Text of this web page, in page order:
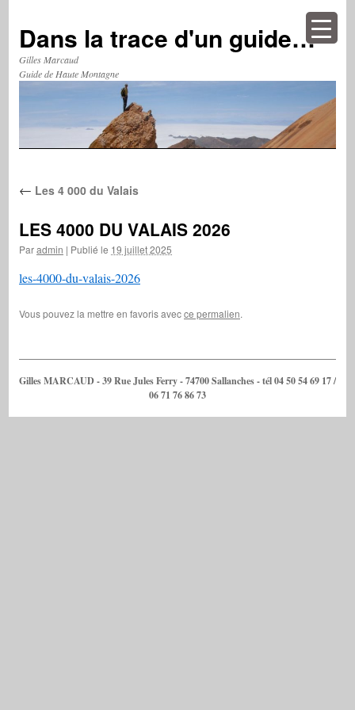
contenu
Dans la trace d'un guide…
Gilles Marcaud
Guide de Haute Montagne
← Les 4 000 du Valais
LES 4000 DU VALAIS 2026
Paradmin | Publié le 19 juillet 2025
les-4000-du-valais-2026
Vous pouvez la mettre en favoris avecce permalien.
Gilles MARCAUD - 39 Rue Jules Ferry - 74700 Sallanches - tél 04 50 54 69 17 /
06 71 76 86 73